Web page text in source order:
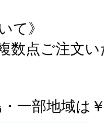
て》
数点ご注文
一部地域は